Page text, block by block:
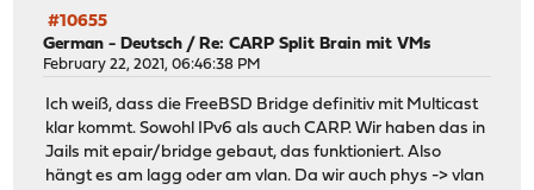
#10655
German - Deutsch / Re: CARP Split Brain mit VMs
February 22, 2021, 06:46:38 PM
Ich weiß, dass die FreeBSD Bridge definitiv mit Multicast
klar kommt. Sowohl IPv6 als auch CARP. Wir haben das in
Jails mit epair/bridge gebaut, das funktioniert. Also
hängt es am lagg oder am vlan. Da wir auch phys -> vlan